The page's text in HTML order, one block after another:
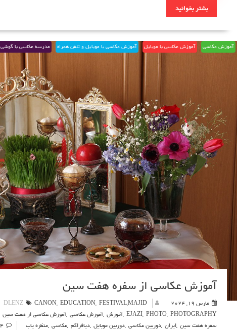
بشتر بخوانید
آموزش عکاسی آموزش عکاسی با موبایل آموزش عکاسی با موبایل و تلفن همراه مدرسه عکاسی با
آموزش عکاسی از سفره هفت سین
مارس 19, 2024 DLENZ CANON, EDUCATION, FESTIVAL,MAJID
EJAZI, PHOTO, PHOTOGRAPHY
,آموزش ,آموزش عکاسی ,آموزش عکاسی از هفت سین
سفره هفت سین ,ایران ,دوربین عکاسی ,دوربین موبایل ,دیافراگم ,عکاسی ,منظره یاب 4 دیدگاه ها